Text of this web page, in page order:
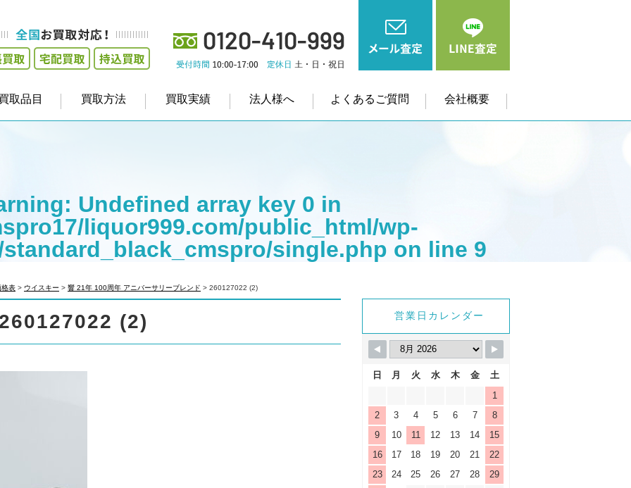
取品目 買取方法 買取実績 法人様へ よくあるご質問 会社概要
: Undefined array key 0 in
liquor999.com/public_html/wp-
single.php on line 9
to read property "cat_name" on null in
liquor999.com/public_html/wp-
single.phpon line9
格表 > ウイスキー > 響 21年 100周年 アニバーサリーブレンド > 260127022 (2)
(2) 営業日カレンダー
日 月 火 水 木 金
土
1
2
3 4 5 6 7
8
9
10 11 12 13 14
15
16
17 18 19 20 21
22
23
24 25 26 27 28
29